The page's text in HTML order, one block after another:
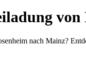
nach Mainz?